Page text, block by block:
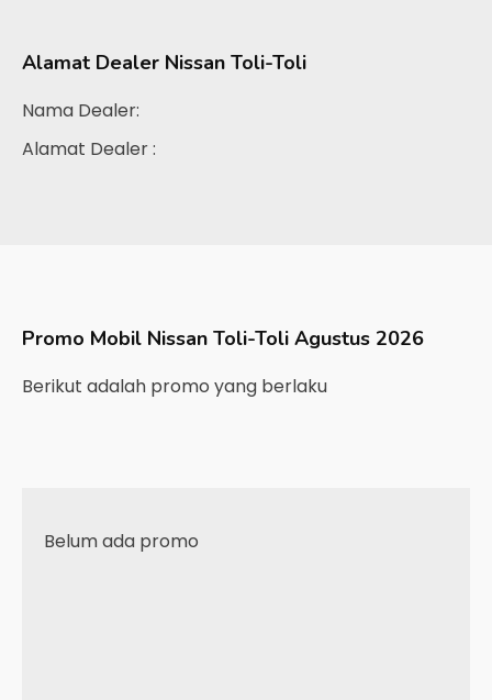
Alamat Dealer Nissan Toli-Toli
Nama Dealer:
Alamat Dealer :
Promo Mobil Nissan Toli-Toli Agustus 2026
Berikut adalah promo yang berlaku
Belum ada promo